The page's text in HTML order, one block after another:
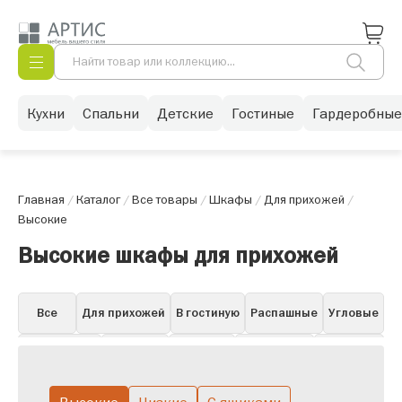
Кухни Спальни Детские Гостиные Гардеробные
Главная /Каталог/Все товары /Шкафы /Для прихожей /
Высокие
Высокие шкафы для прихожей
Все Для прихожей В гостиную Распашные Угловые
Витрины Белые в гостиную